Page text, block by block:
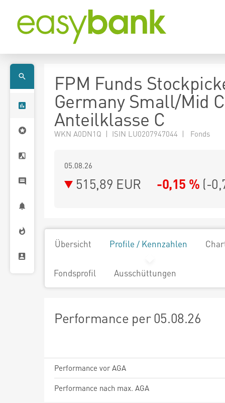
FPM Funds
Germany Small/Mid
Anteilklasse C
WKN A0DN1Q | ISIN LU0207947044 | Fonds
05.08.26
515,89 EUR -0,15 % (-
Übersicht Profile / Kennzahlen
Fondsprofil Ausschüttungen
Performance per 05.08.26
Performance vor AGA
Performance nach max. AGA